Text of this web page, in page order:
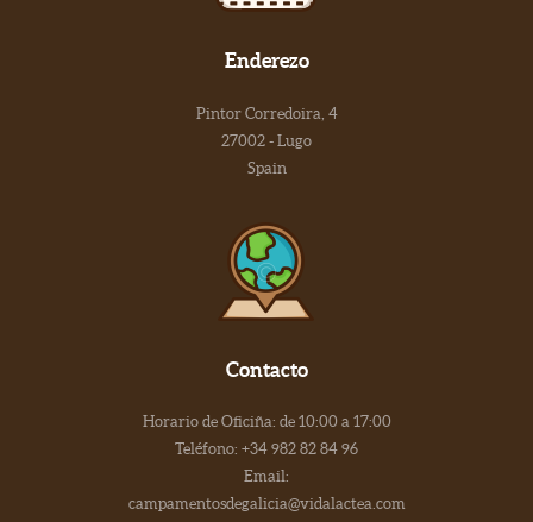
Enderezo
Pintor Corredoira, 4
27002 - Lugo
Spain
Contacto
Horario de Oficiña: de 10:00 a 17:00
Teléfono: +34 982 82 84 96
Email:
campamentosdegalicia@vidalactea.com